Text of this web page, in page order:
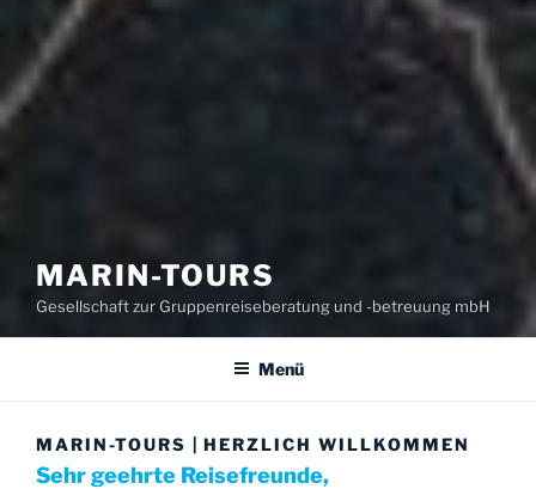
MARIN-TOURS
Gesellschaft zur Gruppenreiseberatung und -betreuung mbH
Menü
MARIN-TOURS | HERZLICH WILLKOMMEN
Sehr geehrte Reisefreunde,